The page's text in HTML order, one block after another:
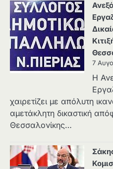
7
Η
χαιρετίζει με απόλυτη
αμετάκλητη δικαστική
Θεσσαλονίκης…